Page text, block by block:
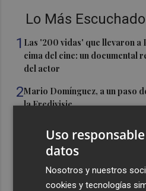
Lo Más Escuchado
1 Las '200 vidas' que llevaron a
cima del cine: un documental
del actor
2Mario Domínguez, a un paso
la Eredivisie
en las fiestas para la Ufece y
conquistar los históricos
Uso
datos
Nosotros y nuestros
cookies y tecnologías